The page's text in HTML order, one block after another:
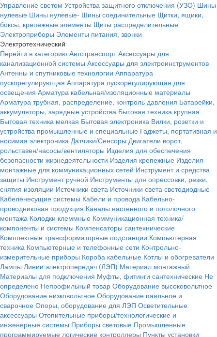
Управление светом Устройства защитного отключения (УЗО) Шины
нулевые Шины нулевые- Шины соединительные Щитки, ящики,
боксы, крепежные элементы Щиты распределительные
Электроприборы Элементы питания, звонки
Электротехнический
Перейти в категорию Автотранспорт Аксессуары для
канализационной системы Аксессуары для электроинструментов
Антенны и спутниковые технологии Аппаратура
пускорегулирующая Аппаратура пускорегулирующая для
освещения Арматура кабельная/изоляционные материалы
Арматура трубная, распределение, контроль давления Батарейки,
аккумуляторы, зарядные устройства Бытовая техника крупная
Бытовая техника мелкая Бытовая электроника Вилки, розетки и
устройства промышленные и специальные Гаджеты, портативная и
носимая электроника Датчики/Сенсоры Двигатели ворот,
рольставен/насосы/вентиляторы Изделия для обеспечения
безопасности жизнедеятельности Изделия крепежные Изделия
монтажные для коммуникационных сетей Инструмент и средства
защиты Инструмент ручной Инструменты для опрессовки, резки,
снятия изоляции Источники света Источники света светодиодные
Кабеленесущие системы Кабели и провода Кабельно-
проводниковая продукция Каналы настенного и потолочного
монтажа Колодки клеммные Коммуникационная техника/
компоненты и системы Компенсаторы сантехнические
Комплектные трансформаторные подстанции Компьютерная
техника Компьютерные и телефонные сети Контрольно-
измерительные приборы Короба кабельные Котлы и обогреватели
Лампы Линии электропередач (ЛЭП) Материал монтажный
Материалы для подключения Муфты, фитинги сантехнические Не
определено Непрофильный товар Оборудование высоковольтное
Оборудование низковольтное Оборудование паяльное и
сварочное Опоры, оборудование для ЛЭП Осветительные
аксессуары Отопительные приборы/технологические и
инженерные системы Приборы световые Промышленные
программируемые логические контроллеры Пункты установки